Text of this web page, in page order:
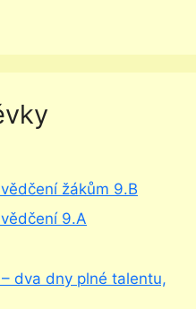
žákům 9.B
9.A
dva dny plné talentu,